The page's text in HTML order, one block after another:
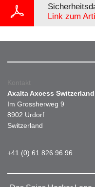
Link zum
Kontakt
Axalta Axcess
Im Grossherweg 9
8902 Urdorf
Switzerland
+41 (0) 61 826 96 96